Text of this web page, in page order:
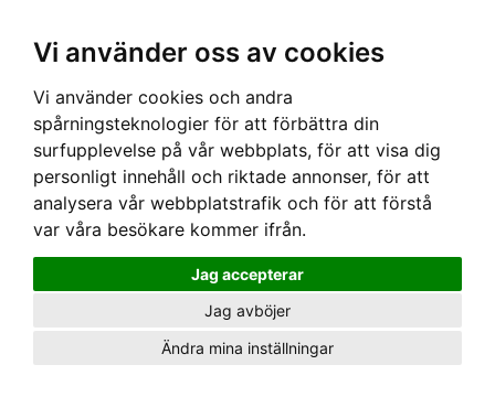
Vi använder oss av cookies
Vi använder cookies och andra
spårningsteknologier för att förbättra din
surfupplevelse på vår webbplats, för att visa dig
personligt innehåll och riktade annonser, för att
analysera vår webbplatstrafik och för att förstå
var våra besökare kommer ifrån.
Jag accepterar
Jag avböjer
Ändra mina inställningar
Nyheter & blogg om
Lantbruksväder
Denna sida är låst och endast tillgänglig för
kunder med Abonnemang Utsikt Premium
eller Lantbruksväder
Lantbruksväder